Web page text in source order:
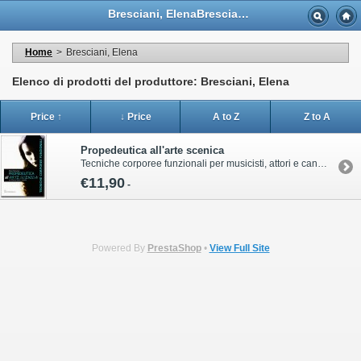
Bresciani, ElenaBresciani, Elena - Casa Musicale Eco
Home > Bresciani, Elena
Elenco di prodotti del produttore: Bresciani, Elena
Price ↑ ↓ Price A to Z Z to A
Propedeutica all'arte scenica
Tecniche corporee funzionali per musicisti, attori e cantanti Libro in formato B5 di 56 paginePer informazioni sull’acquisto di questa pubblicazione contattare il servizio clienti Volonté & Co:ordini@volonte-co.comTel: 02/45473285 - Fax: 02/36596796
€11,90 -
Powered By PrestaShop• View Full Site